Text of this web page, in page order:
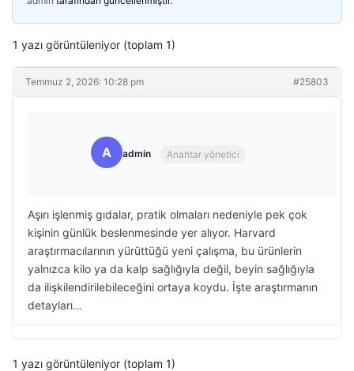
1 yazı görüntüleniyor (toplam 1)
Temmuz 2, 2026: 10:28 pm #25803
A admin Anahtar yönetici
Aşırı işlenmiş gıdalar, pratik olmaları nedeniyle pek çok
kişinin günlük beslenmesinde yer alıyor. Harvard
araştırmacılarının yürüttüğü yeni çalışma, bu ürünlerin
yalnızca kilo ya da kalp sağlığıyla değil, beyin sağlığıyla
da ilişkilendirilebileceğini ortaya koydu. İşte araştırmanın
detayları…
1 yazı görüntüleniyor (toplam 1)